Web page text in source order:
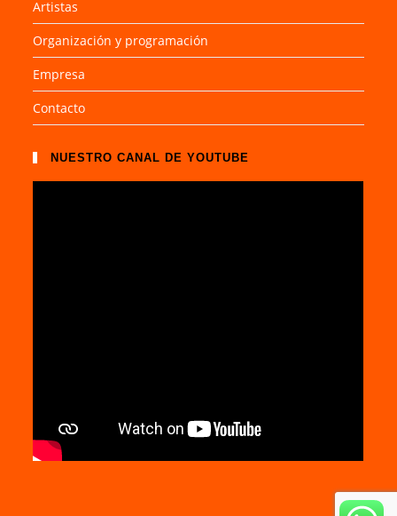
Artistas
Organización y programación
Empresa
Contacto
NUESTRO CANAL DE YOUTUBE